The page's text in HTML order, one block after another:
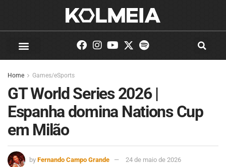
Home Games/eSports
GT World Series 2026 |
Espanha domina Nations Cup
em Milão
by Fernando Campo Grande 24 de maio de 2026